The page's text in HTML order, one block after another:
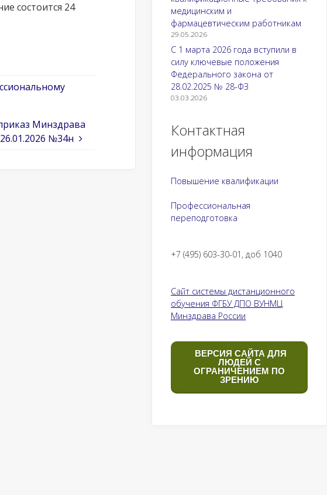
состоится 24
Минздрава
№34н
медицинским и
фармацевтическим работникам
29.05.2026
С 1 марта 2026 года вступили в
силу ключевые положения
Федерального закона от
28.02.2025 № 28-ФЗ
03.03.2026
Контактная
информация
Повышение квалификации
Профессиональная
переподготовка
+7 (495) 603-30-01, доб 1040
Сайт системы дистанционного
обучения ФГБУ ДПО ВУНМЦ
Минздрава России
ВЕРСИЯ САЙТА ДЛЯ
ЛЮДЕЙ С
ОГРАНИЧЕНИЕМ ПО
ЗРЕНИЮ